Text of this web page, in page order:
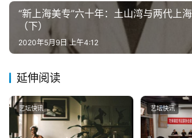
錯
繁
字
百
例
“新上海美专”六十年：土山湾与两代上
（下）
2020年5月9日 上午4:12
延伸阅读
艺坛快讯 艺坛快讯